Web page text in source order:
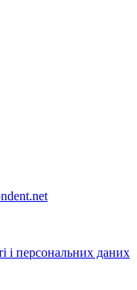
і персональних даних